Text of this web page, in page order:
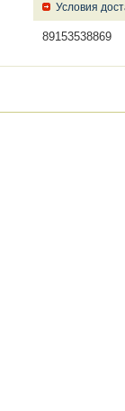
Условия
89153538869